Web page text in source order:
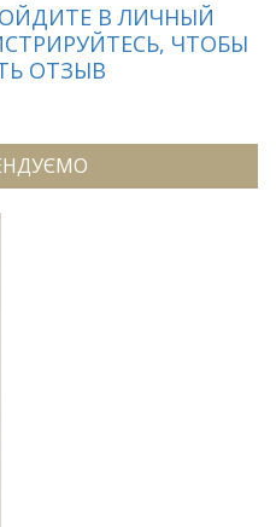
В ЛИЧНЫЙ
ЧТОБЫ
ОТЗЫВ